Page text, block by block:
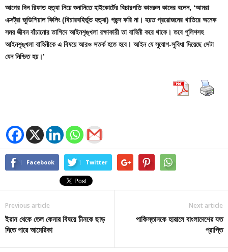
আগের দিন রিফাত হত্যা নিয়ে শুনানিতে হাইকোর্টের বিচারপতি কামরুল কাদের বলেন, ‘আমরা
এক্সট্রা জুডিশিয়াল কিলিং (বিচারবহির্ভূত হত্যা) পছন্দ করি না। হয়ত প্রয়োজনের খাতিরে অনেক
সময় জীবন বাঁচানোর তাগিদে আইনশৃঙ্খলা রক্ষাকারী তা বাহিনী করে থাকে। তবে পুলিশসহ
আইনশৃঙ্খলা বাহিনীকে এ বিষয়ে আরও সতর্ক হতে হবে। আইন যে সুযোগ-সুবিধা দিয়েছে সেটা
যেন নিশ্চিত হয়।’
Facebook Twitter
Previous article
ইরান থেকে তেল কেনার বিষয়ে চীনকে ছাড়
দিতে পারে আমেরিকা
Next article
পাকিস্তানকে হারালে বাংলাদেশের যত
প্রাপ্তি